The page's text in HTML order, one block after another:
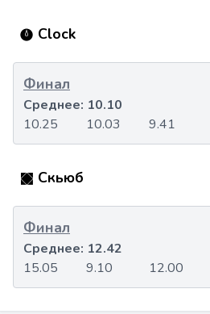
Clock
Финал
10.25 10.03 9.41
Среднее: 10.10
Скьюб
Финал
15.05 9.10 12.00
Среднее: 12.42